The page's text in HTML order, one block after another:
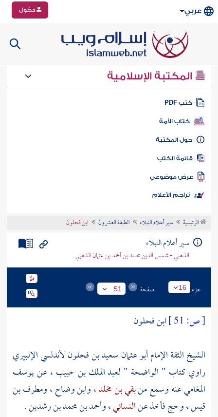
عربي دخول
المكتبة الإسلامية
كتب PDF
كتاب الأمة
المكتبة
الكتب
موضوعي
تراجم الأعلام
الرئيسية سير أعلام النبلاء الطبقة العشرون ابن فحلون
سير أعلام النبلاء
الذهبي - شمس الدين محمد بن أحمد بن عثمان الذهبي
جزء 16 صفحة 51
[ص:
ابن فحلون
الشيخ الثقة الإمام أبو عثمان سعيد بن فحلون لأندلسي الإلبيري
راوي كتاب " الواضحة " لعبد الملك بن حبيب ، عنيوسف
المغاميعنه وسمع منبقي بن مخلد،وابن وضاح،ومطرف بن
قيس، وحج فأخذ عنالنسائي،وأحمد بن محمد بن رشدين.